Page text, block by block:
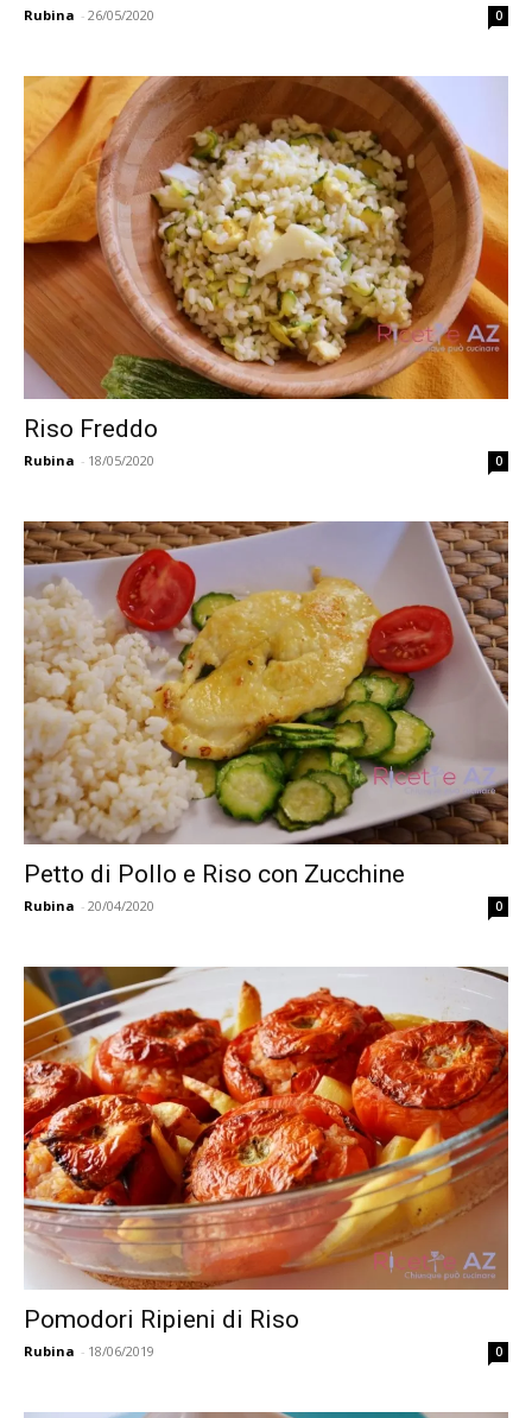
Rubina - 26/05/2020 0
Riso Freddo
Rubina - 18/05/2020 0
Petto di Pollo e Riso con Zucchine
Rubina - 20/04/2020 0
Pomodori Ripieni di Riso
Rubina - 18/06/2019 0